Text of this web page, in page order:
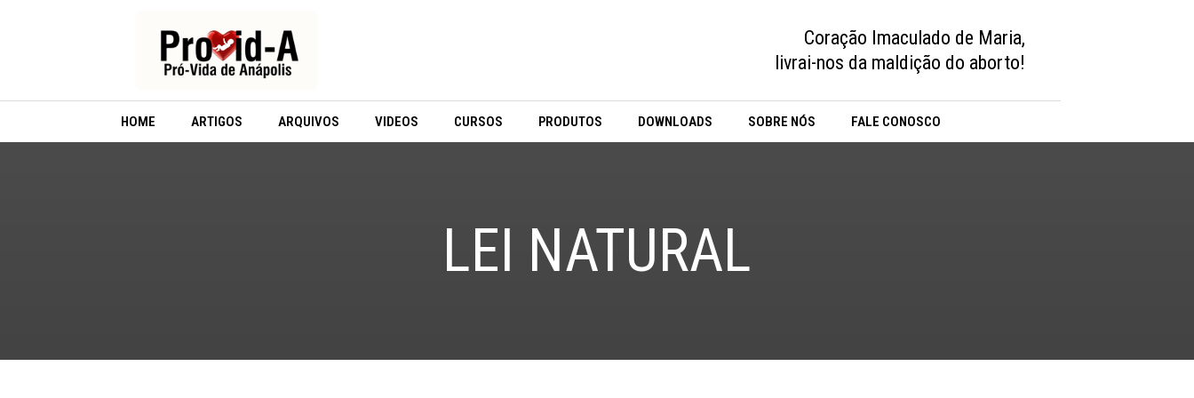
Coração Imaculado de Maria,
livrai-nos da maldição do aborto!
HOME ARTIGOS ARQUIVOS VIDEOS CURSOS PRODUTOS DOWNLOADS SOBRE NÓS FALE CONOSCO
LEI NATURAL